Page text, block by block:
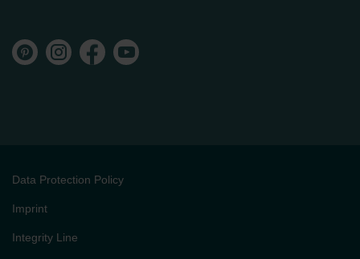
Data Protection Policy
Imprint
Integrity Line